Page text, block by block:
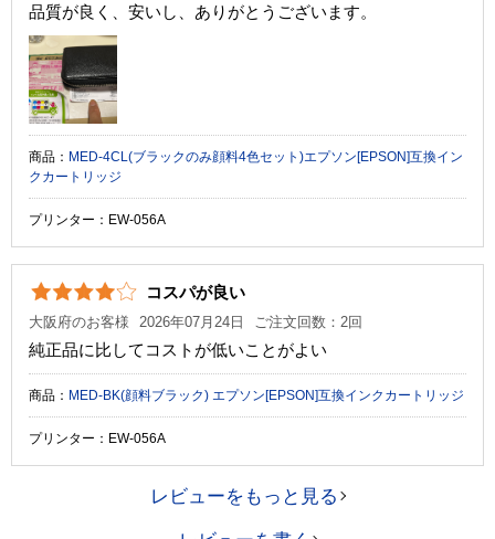
品質が良く、安いし、ありがとうございます。
商品： MED-4CL(ブラックのみ顔料4色セット)エプソン[EPSON]互換イン
クカートリッジ
プリンター：EW-056A
コスパが良い
大阪府のお客様 2026年07月24日 ご注文回数：2回
純正品に比してコストが低いことがよい
商品： MED-BK(顔料ブラック) エプソン[EPSON]互換インクカートリッジ
プリンター：EW-056A
レビューをもっと見る